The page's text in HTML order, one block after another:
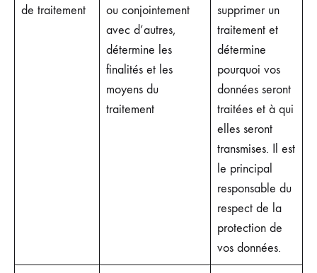
de traitement
ou conjointement
avec d’autres,
détermine les
finalités et les
moyens du
traitement
supprimer un
traitement et
détermine
pourquoi vos
données seront
traitées et à qui
elles seront
transmises. Il est
le principal
responsable du
respect de la
protection de
vos données.